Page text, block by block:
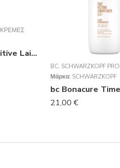
ΚΡΈΜΕΣ
KERASTASE nutritive Lait Vital Conditioner 200ml
BC, SCHWARZKOPF
Μάρκα: SCHWARZKOPF
21,00 €